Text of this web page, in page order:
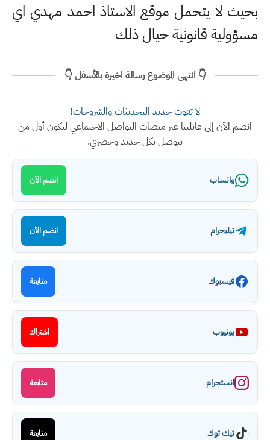
بحيث لا يتحمل موقع الاستاذ احمد مهدي اي
مسؤولية قانونية حيال ذلك
👇 انتهى الموضوع رسالة اخيرة بالأسفل 👇
لا تفوت جديد التحديثات والشروحات!
انضم الآن إلى عائلتنا عبر منصات التواصل الاجتماعي لتكون أول من
يتوصل بكل جديد وحصري.
واتساب انضم الآن
تيليجرام انضم الآن
فيسبوك متابعة
يوتيوب اشتراك
انستجرام متابعة
تيك توك متابعة